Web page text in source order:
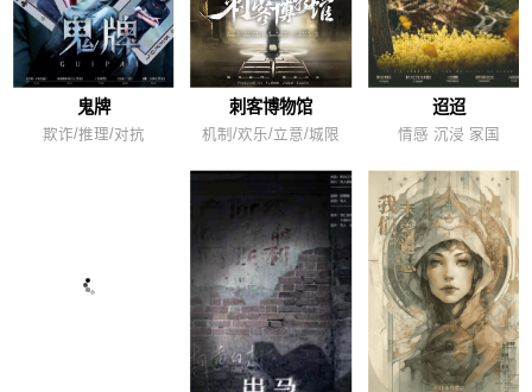
鬼牌
欺诈/推理/对抗
刺客博物馆
机制/欢乐/立意/城限
迢迢
情感 沉浸 家国